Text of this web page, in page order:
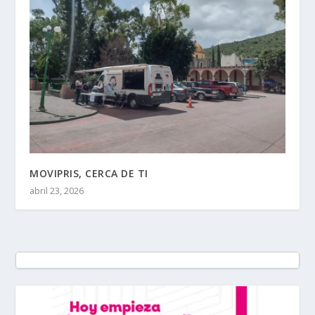
MOVIPRIS, CERCA DE TI
abril 23, 2026